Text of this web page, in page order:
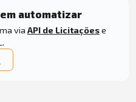
automatizar
via API de Licitaçõese